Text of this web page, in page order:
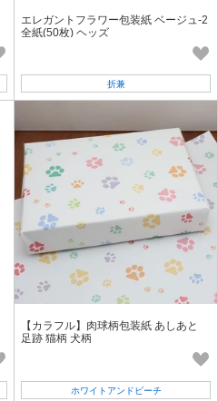
エレガントフラワー包装紙 ベージュ-2
全紙(50枚) ヘッズ
折兼
【カラフル】肉球柄包装紙 あしあと
足跡 猫柄 犬柄
ホワイトアンドピーチ